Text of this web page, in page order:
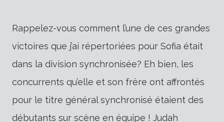
Rappelez-vous comment l’une de ces grandes
victoires que j’ai répertoriées pour Sofia était
dans la division synchronisée? Eh bien, les
concurrents qu’elle et son frère ont affrontés
pour le titre général synchronisé étaient des
débutants sur scène en équipe ! Judah